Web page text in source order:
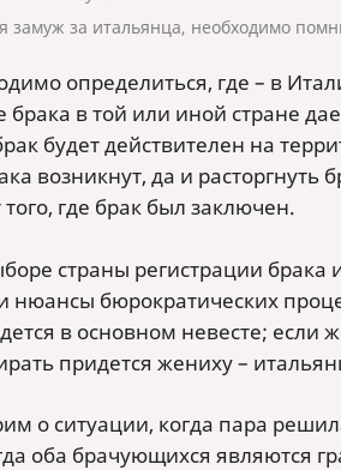
замуж за итальянца, необходимо
определиться, где – в
брака в той или иной стране
будет действителен на
возникнут, да и расторгнуть
где брак был заключен.
страны регистрации
нюансы бюрократических
в основном невесте; если
придется жениху –
о ситуации, когда пара
оба брачующихся являются